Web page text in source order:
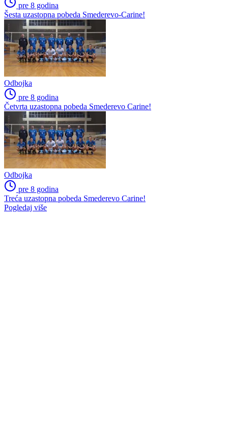
pre 8 godina
Šesta uzastopna pobeda Smederevo-Carine!
Odbojka
pre 8 godina
Četvrta uzastopna pobeda Smederevo Carine!
Odbojka
pre 8 godina
Treća uzastopna pobeda Smederevo Carine!
Pogledaj više